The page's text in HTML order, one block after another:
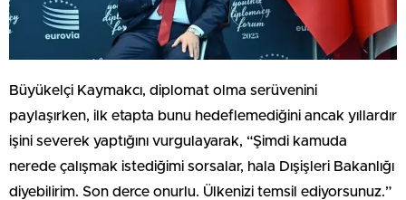
Büyükelçi Kaymakcı, diplomat olma serüvenini
paylaşırken, ilk etapta bunu hedeflemediğini ancak yıllardır
işini severek yaptığını vurgulayarak, “Şimdi kamuda
nerede çalışmak istediğimi sorsalar, hala Dışişleri Bakanlığı
diyebilirim. Son derce onurlu. Ülkenizi temsil ediyorsunuz.”